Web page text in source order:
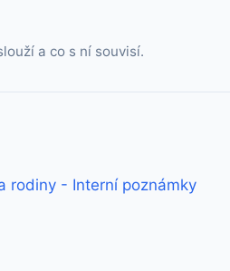
a co s ní souvisí.
rodiny - Interní poznámky